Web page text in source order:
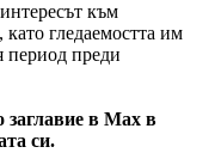
към
гледаемостта им
период преди
заглавие в Max в
си.